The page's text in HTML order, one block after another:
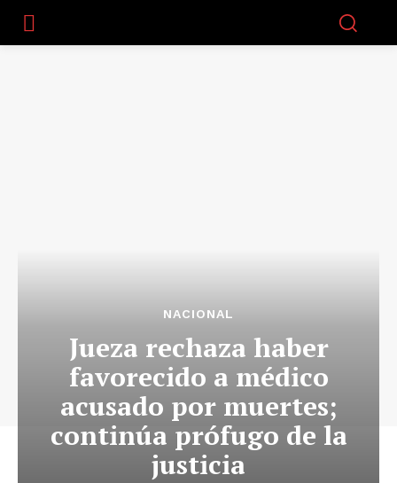
NACIONAL
Jueza rechaza haber
favorecido a médico
acusado por muertes;
continúa prófugo de la
justicia